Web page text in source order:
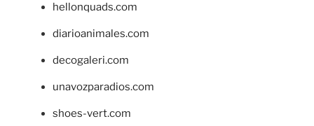
hellonquads.com
diarioanimales.com
decogaleri.com
unavozparadios.com
shoes-vert.com